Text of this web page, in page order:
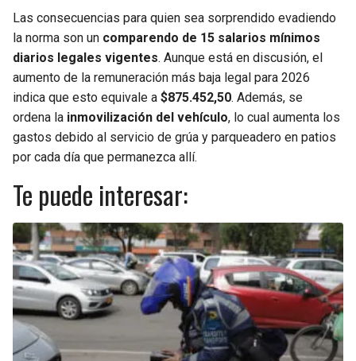
Las consecuencias para quien sea sorprendido evadiendo
la norma son un comparendo de 15 salarios mínimos
diarios legales vigentes. Aunque está en discusión, el
aumento de la remuneración más baja legal para 2026
indica que esto equivale a $875.452,50. Además, se
ordena la inmovilización del vehículo, lo cual aumenta los
gastos debido al servicio de grúa y parqueadero en patios
por cada día que permanezca allí.
Te puede interesar: